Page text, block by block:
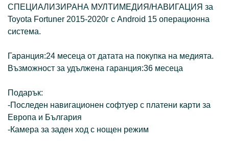
СПЕЦИАЛИЗИРАНА МУЛТИМЕДИЯ/НАВИГАЦИЯ за
Toyota Fortuner 2015-2020г с Android 15 операционна
система.
Гаранция:24 месеца от датата на покупка на медията.
Възможност за удължена гаранция:36 месеца
Подарък:
-Последен навигационен софтуер с платени карти за
Европа и България
-Камера за заден ход с нощен режим